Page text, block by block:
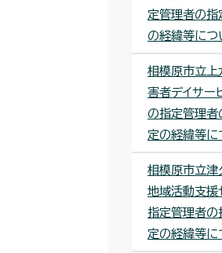
定管理者の指
の経緯等につ
相模原市立上
害者デイサー
の指定管理者
定の経緯等に
相模原市立津
地域活動支援
指定管理者の
定の経緯等に